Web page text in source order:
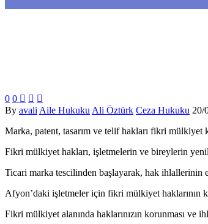
0 0   
By avali Aile Hukuku Ali Öztürk Ceza Hukuku 20/
Marka, patent, tasarım ve telif hakları fikri
Fikri mülkiyet hakları, işletmelerin ve bireylerin
Ticari marka tescilinden başlayarak, hak
Afyon’daki işletmeler için fikri mülkiyet haklarının
Fikri mülkiyet alanında haklarınızın korunması